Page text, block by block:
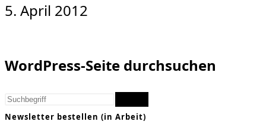
5. April 2012
WordPress-Seite durchsuchen
Newsletter bestellen (in Arbeit)